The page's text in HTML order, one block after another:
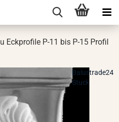
Eck­pro­fi­le P-11 bis P-15 Pro­fil
Balustrade24
Stuck